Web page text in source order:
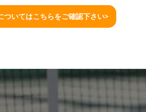
ついてはこちらをご確認下さい>